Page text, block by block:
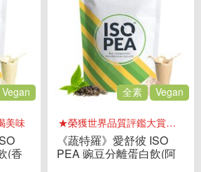
Vegan
美味
(香
全素 Vegan
★榮獲世界品質評鑑大賞特級金牌
《蔬特羅》愛舒彼 ISO
PEA 豌豆分離蛋白飲(阿